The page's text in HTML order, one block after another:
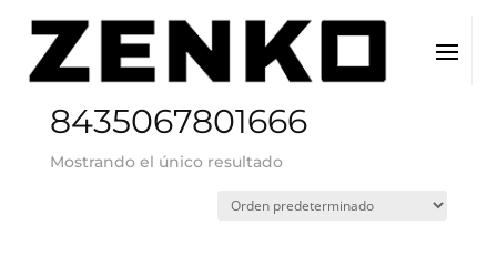
Inicio / EAN del producto / 8435067801666
8435067801666
Mostrando el único resultado